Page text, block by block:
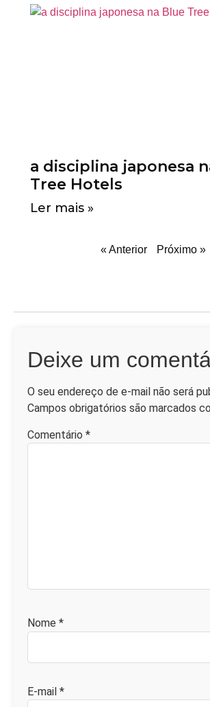
a disciplina japonesa
Tree Hotels
Ler mais »
« Anterior Próximo »
Deixe um
O seu endereço de e-mail não será
Campos obrigatórios são marcados
Comentário *
Nome *
E-mail *